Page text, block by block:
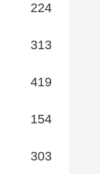
224
313
419
154
303